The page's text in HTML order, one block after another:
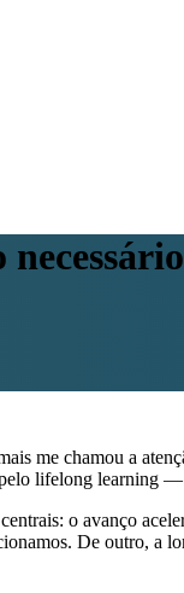
me chamou a
lifelong learning
o avanço
De outro,